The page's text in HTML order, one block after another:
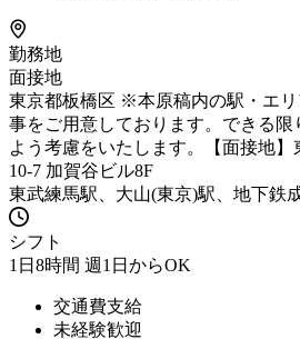
勤務地
面接地
東京都板橋区 ※本原稿内の駅・エ
事をご用意しております。できる限
よう考慮をいたします。【面接地
10-7 加賀谷ビル8F
東武練馬駅、大山(東京)駅、地下鉄
シフト
1日8時間 週1日からOK
交通費支給
未経験歓迎